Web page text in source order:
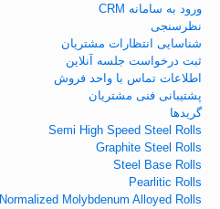
ورود به سامانه CRM
نظرسنجی
شناسایی انتظارات مشتریان
ثبت درخواست جلسه آنلاین
اطلاعات تماس با واحد فروش
پشتیبانی فنی مشتریان
گریدها
Semi High Speed Steel Rolls
Graphite Steel Rolls
Steel Base Rolls
Pearlitic Rolls
Normalized Molybdenum Alloyed Rolls